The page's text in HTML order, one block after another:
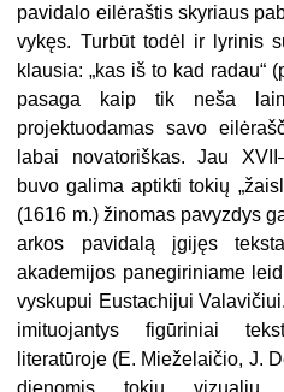
pavidalo eilėraštis skyriaus
vykęs. Turbūt todėl ir lyrinis
klausia: „kas iš to kad radau“
pasaga kaip tik neša
projektuodamas savo
labai novatoriškas. Jau
buvo galima aptikti tokių
(1616 m.) žinomas pavyzdys
arkos pavidalą įgijęs
akademijos panegiriniame
vyskupui Eustachijui
imituojantys figūriniai
literatūroje (E. Mieželaičio, J.
dienomis tokių vizualių